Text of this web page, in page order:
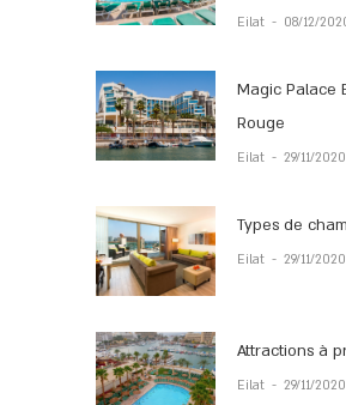
Eilat - 08/12/
Magic Palace
Rouge
Eilat - 29/11/2020
Types de
Eilat - 29/11/2020
Attractions à
Eilat - 29/11/2020